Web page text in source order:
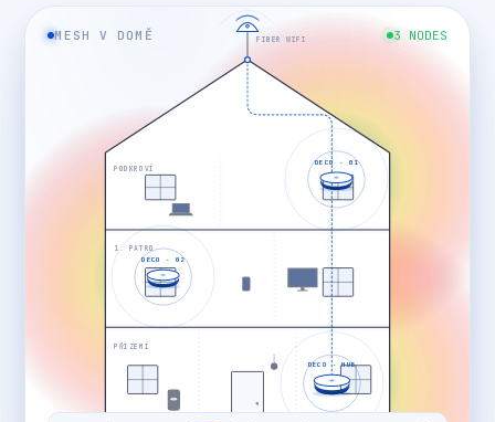
MESH V DOMĚ 3 NODES
PODKROVÍ
1. PATRO
PŘÍZEMÍ
FIBER WIFI
DECO · 01
DECO · 02
DECO · HUB